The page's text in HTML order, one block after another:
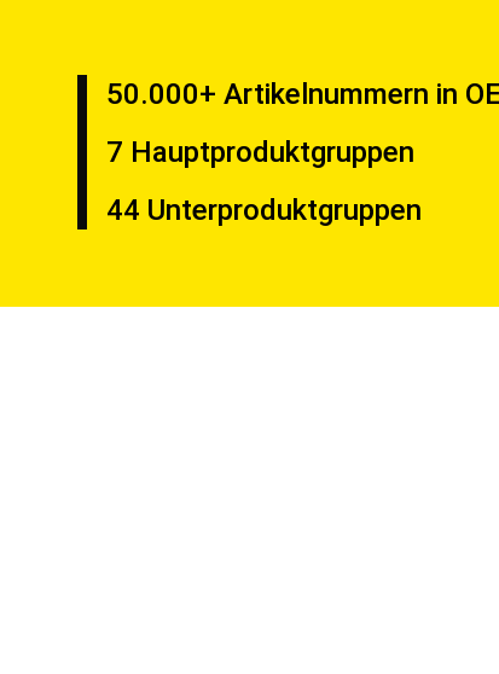
50.000+ Artikelnummern in
7 Hauptproduktgruppen
44 Unterproduktgruppen